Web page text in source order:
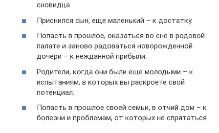
сновидца.
Приснился сын, еще маленький – к достатку.
Попасть в прошлое, оказаться во сне в родовой
палате и заново радоваться новорожденной
дочери – к нежданной прибыли.
Родители, когда они были еще молодыми – к
испытаниям, в которых вы раскроете свой
потенциал.
Попасть в прошлое своей семьи, в отчий дом – к
болезни и проблемам, от которых не спрятаться.